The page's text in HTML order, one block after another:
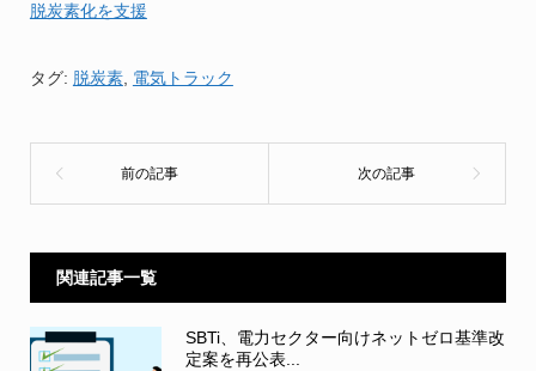
脱炭素化を支援
タグ: 脱炭素, 電気トラック
関連記事一覧
SBTi、電力セクター向けネットゼロ基準改
定案を再公表...